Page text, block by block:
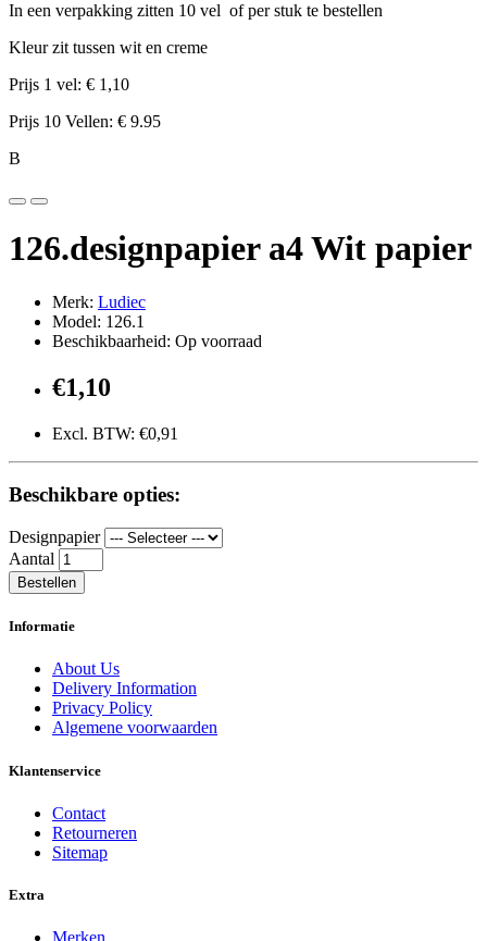
In een verpakking zitten 10 vel of per stuk te bestellen
Kleur zit tussen wit en creme
Prijs 1 vel: € 1,10
Prijs 10 Vellen: € 9.95
B
126.designpapier a4 Wit papier
Merk: Ludiec
Model: 126.1
Beschikbaarheid: Op voorraad
€1,10
Excl. BTW: €0,91
Beschikbare opties:
Designpapier
Aantal
Bestellen
Informatie
About Us
Delivery Information
Privacy Policy
Algemene voorwaarden
Klantenservice
Contact
Retourneren
Sitemap
Extra